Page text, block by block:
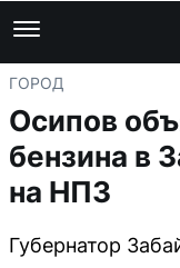
ГОРОД
Осипов
бензина в
на НПЗ
Губернатор